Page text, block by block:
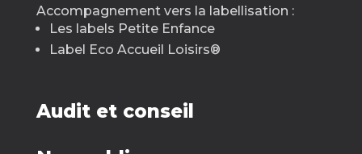
Accompagnement vers la labellisation :
Les labels Petite Enfance
Label Eco Accueil Loisirs®
Audit et conseil